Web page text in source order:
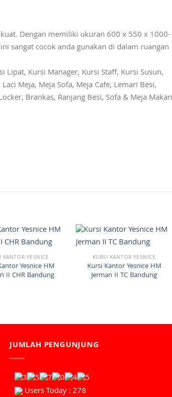
Dengan memiliki ukuran 600 x 550 x 1000-
sangat cocok anda gunakan di dalam ruangan
Kursi Manager, Kursi Staff, Kursi Susun,
Meja, Meja Sofa, Meja Cafe, Lemari Besi,
Brankas, Ranjang Besi, Sofa & Meja Makan
KANTOR YESNICE
Yesnice HM
II CHR Bandung
KURSI KANTOR YESNICE
Kursi Kantor Yesnice HM
Jerman II TC Bandung
JUMLAH PENGUNJUNG
Users Today : 278